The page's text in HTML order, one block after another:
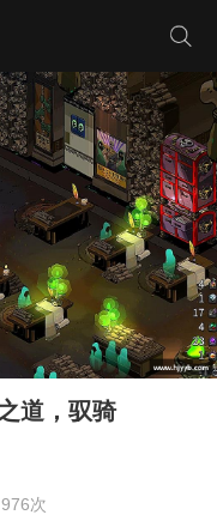
道，驭骑
976次